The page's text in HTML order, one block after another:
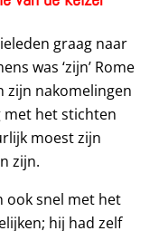
graag naar
was ‘zijn’ Rome
zijn nakomelingen
met het stichten
moest zijn
zijn.
ook snel met het
hij had zelf